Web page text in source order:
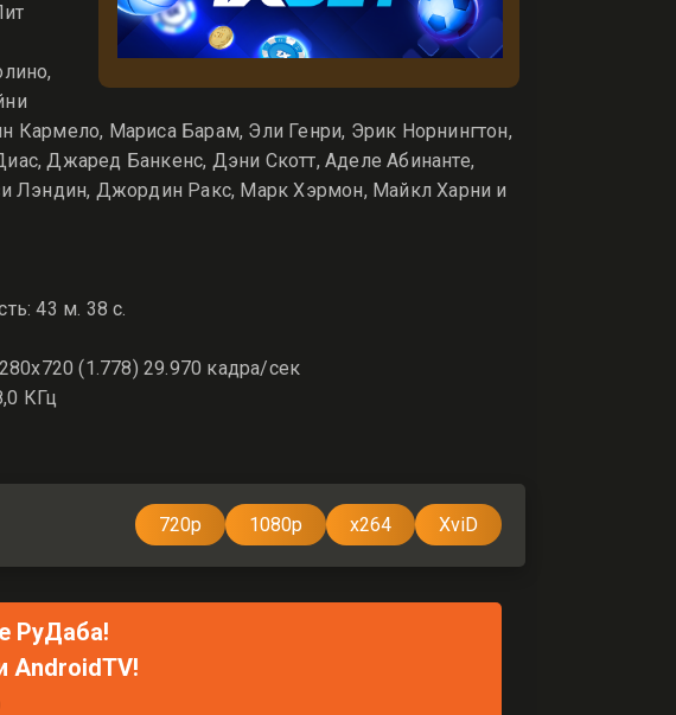
Кармело, Мариса Барам, Эли Генри, Эрик Норнингтон,
Джаред Банкенс, Дэни Скотт, Аделе Абинанте,
Лэндин, Джордин Ракс, Марк Хэрмон, Майкл Харни и
43 м. 38 с.
(1.778) 29.970 кадра/сек
КГц
720p 1080p x264 XviD
РуДаба!
AndroidTV!